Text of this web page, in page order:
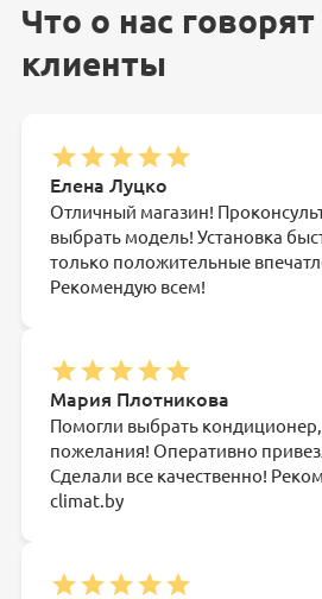
Что о нас
клиенты
Елена Луцко
Отличный магазин!
выбрать модель! Установка
только положительные
Рекомендую всем!
Мария Плотникова
Помогли выбрать
пожелания! Оперативно
Сделали все качественно!
climat.by